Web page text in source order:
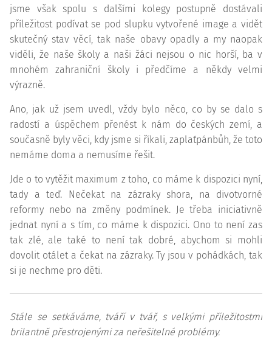
jsme však spolu s dalšími kolegy postupně dostávali
příležitost podívat se pod slupku vytvořené image a vidět
skutečný stav věcí, tak naše obavy opadly a my naopak
viděli, že naše školy a naši žáci nejsou o nic horší, ba v
mnohém zahraniční školy i předčíme a někdy velmi
výrazně.
Ano, jak už jsem uvedl, vždy bylo něco, co by se dalo s
radostí a úspěchem přenést k nám do českých zemí, a
současně byly věci, kdy jsme si říkali, zaplaťpánbůh, že toto
nemáme doma a nemusíme řešit.
Jde o to vytěžit maximum z toho, co máme k dispozici nyní,
tady a teď. Nečekat na zázraky shora, na divotvorné
reformy nebo na změny podmínek. Je třeba iniciativně
jednat nyní a s tím, co máme k dispozici. Ono to není zas
tak zlé, ale také to není tak dobré, abychom si mohli
dovolit otálet a čekat na zázraky. Ty jsou v pohádkách, tak
si je nechme pro děti.
Stále se setkáváme, tváří v tvář, s velkými příležitostmi
brilantně přestrojenými za neřešitelné problémy.